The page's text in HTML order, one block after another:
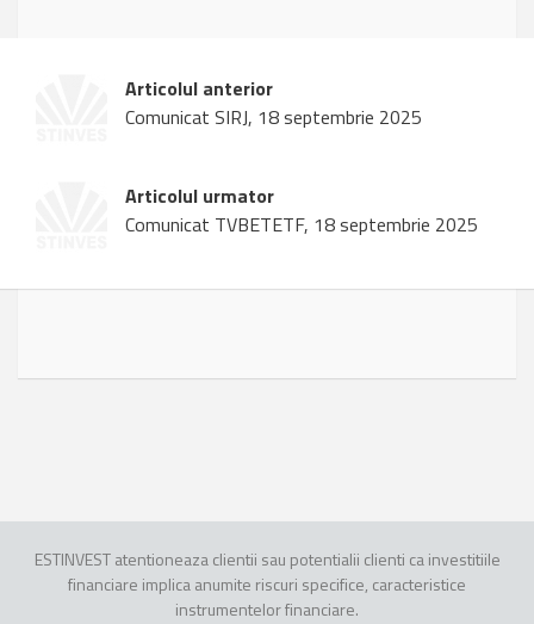
Articolul anterior
Comunicat SIRJ, 18 septembrie 2025
Articolul urmator
Comunicat TVBETETF, 18 septembrie 2025
ESTINVEST atentioneaza clientii sau potentialii clienti ca investitiile
financiare implica anumite riscuri specifice, caracteristice
instrumentelor financiare.